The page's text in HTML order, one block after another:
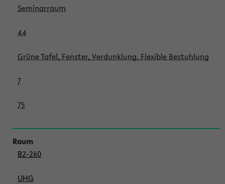
Seminarraum
44
Grüne Tafel, Fenster, Verdunklung, Flexible Bestuhlung
7
75
B2-260
UHG